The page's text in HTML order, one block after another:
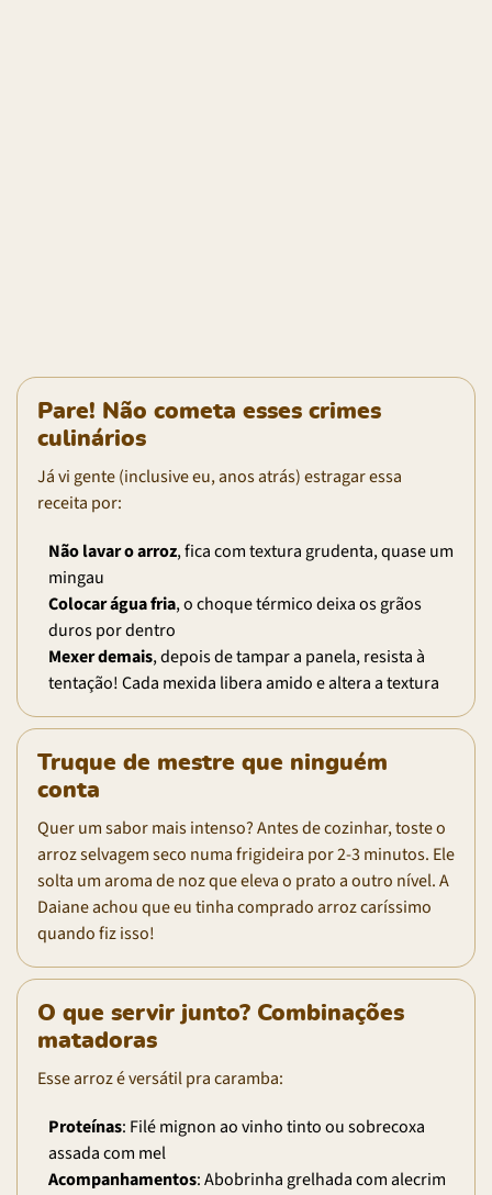
Pare! Não cometa esses crimes
culinários
Já vi gente (inclusive eu, anos atrás) estragar essa
receita por:
Não lavar o arroz, fica com textura grudenta, quase um
mingau
Colocar água fria, o choque térmico deixa os grãos
duros por dentro
Mexer demais, depois de tampar a panela, resista à
tentação! Cada mexida libera amido e altera a textura
Truque de mestre que ninguém
conta
Quer um sabor mais intenso? Antes de cozinhar, toste o
arroz selvagem seco numa frigideira por 2-3 minutos. Ele
solta um aroma de noz que eleva o prato a outro nível. A
Daiane achou que eu tinha comprado arroz caríssimo
quando fiz isso!
O que servir junto? Combinações
matadoras
Esse arroz é versátil pra caramba:
Proteínas: Filé mignon ao vinho tinto ou sobrecoxa
assada com mel
Acompanhamentos: Abobrinha grelhada com alecrim